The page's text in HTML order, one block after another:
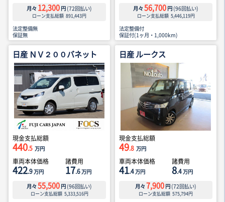
月々 12,300 円 (72回払い)
ローン支払総額 891,443円
法定整備無
保証無
月々 56,700 円 (96回払い)
ローン支払総額 5,446,119円
法定整備付
保証付(1ヶ月・1,000km)
日産 ＮＶ２００バネット
現金支払総額
440.5 万円
車両本体価格
422.9万円
諸費用
17.6万円
月々 55,500 円 (96回払い)
ローン支払総額 5,333,516円
日産 ルークス
現金支払総額
49.8 万円
車両本体価格
41.4万円
諸費用
8.4万円
月々 7,900 円 (72回払い)
ローン支払総額 575,794円